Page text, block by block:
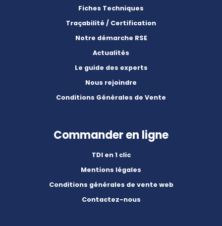
Fiches Techniques
Traçabilité / Certification
Notre démarche RSE
Actualités
Le guide des experts
Nous rejoindre
Conditions Générales de Vente
Commander en ligne
TDI en 1 clic
Mentions légales
Conditions générales de vente web
Contactez-nous